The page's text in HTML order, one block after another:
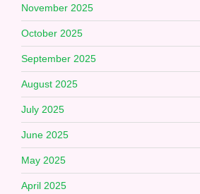
November 2025
October 2025
September 2025
August 2025
July 2025
June 2025
May 2025
April 2025